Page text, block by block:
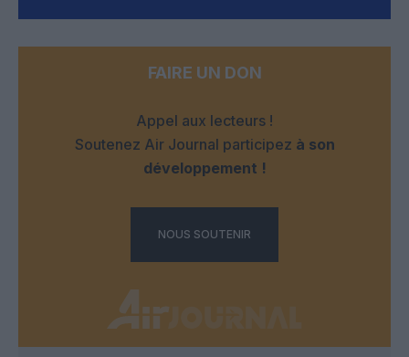
FAIRE UN DON
Appel aux lecteurs !
Soutenez Air Journal participez à son
développement !
NOUS SOUTENIR